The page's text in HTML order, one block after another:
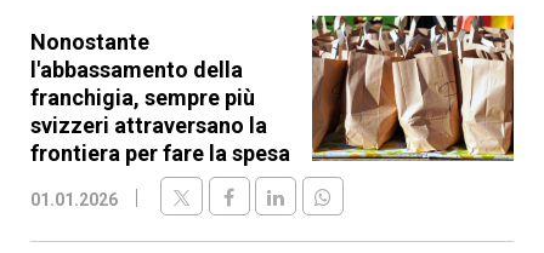
Nonostante
l'abbassamento della
franchigia, sempre più
svizzeri attraversano la
frontiera per fare la spesa
01.01.2026